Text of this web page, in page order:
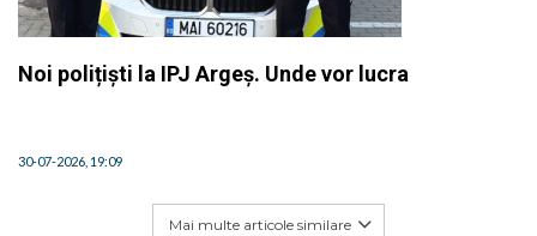
Noi polițiști la IPJ Argeș. Unde vor lucra
30-07-2026, 19:09
Mai multe articole similare